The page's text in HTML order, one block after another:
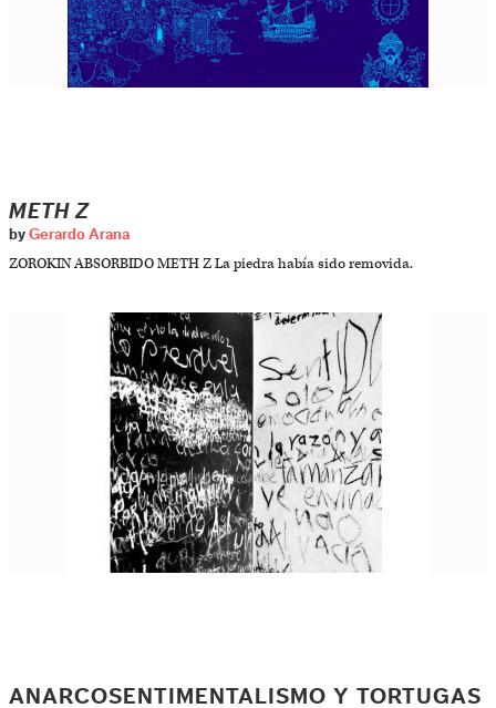
METH Z
by Gerardo Arana
ZOROKIN ABSORBIDO METH Z La piedra había sido removida.
ANARCOSENTIMENTALISMO Y TORTUGAS